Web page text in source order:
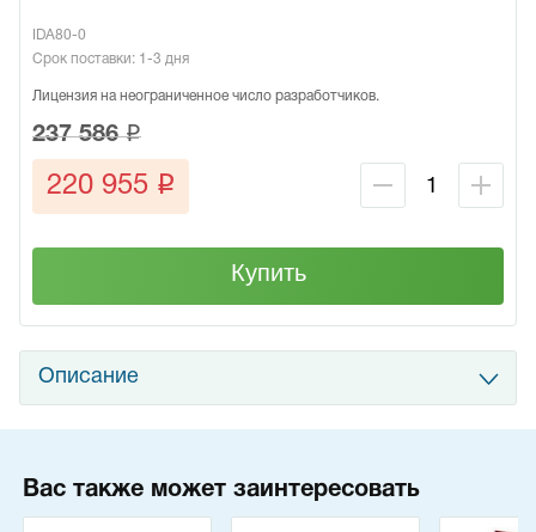
IDA80-0
Срок поставки: 1-3 дня
Лицензия на неограниченное число разработчиков.
237 586q
220 955 q
Купить
Описание
Вас также может заинтересовать